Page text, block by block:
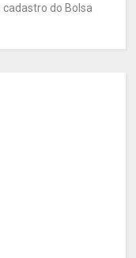
do Bolsa